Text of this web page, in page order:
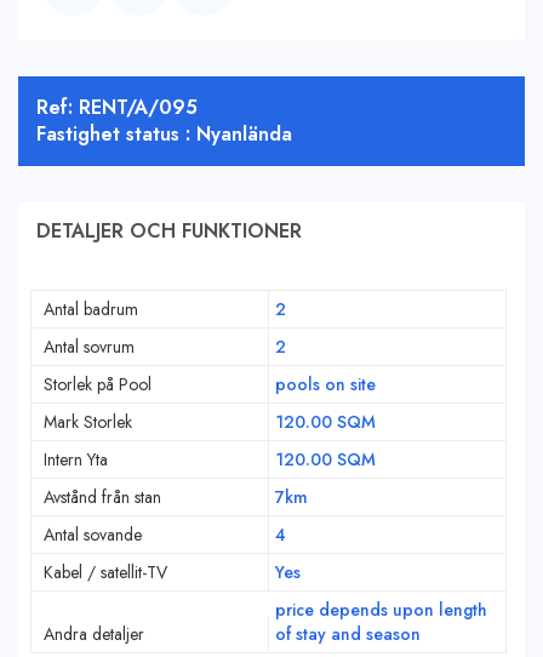
Ref: RENT/A/095
Fastighet status : Nyanlända
DETALJER OCH FUNKTIONER
Antal badrum
2
Antal sovrum
2
Storlek på Pool
pools on site
Mark Storlek
120.00 SQM
Intern Yta
120.00 SQM
Avstånd från stan
7km
Antal sovande
4
Kabel / satellit-TV
Yes
Andra detaljer
price depends upon length
of stay and season